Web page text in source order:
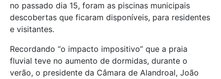
no passado dia 15, foram as piscinas municipais
descobertas que ficaram disponíveis, para residentes
e visitantes.
Recordando “o impacto impositivo” que a praia
fluvial teve no aumento de dormidas, durante o
verão, o presidente da Câmara de Alandroal, João